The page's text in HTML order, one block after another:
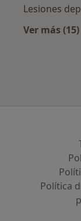
Lesiones
Ver más (15)
Política